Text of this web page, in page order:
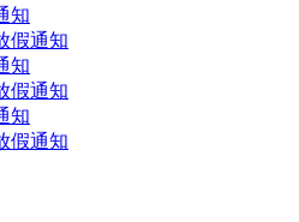
知
假通知
知
假通知
知
假通知